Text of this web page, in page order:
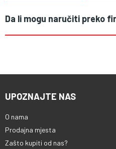
Da li mogu naručiti preko
UPOZNAJTE NAS
O nama
Prodajna mjesta
Zašto kupiti od nas?